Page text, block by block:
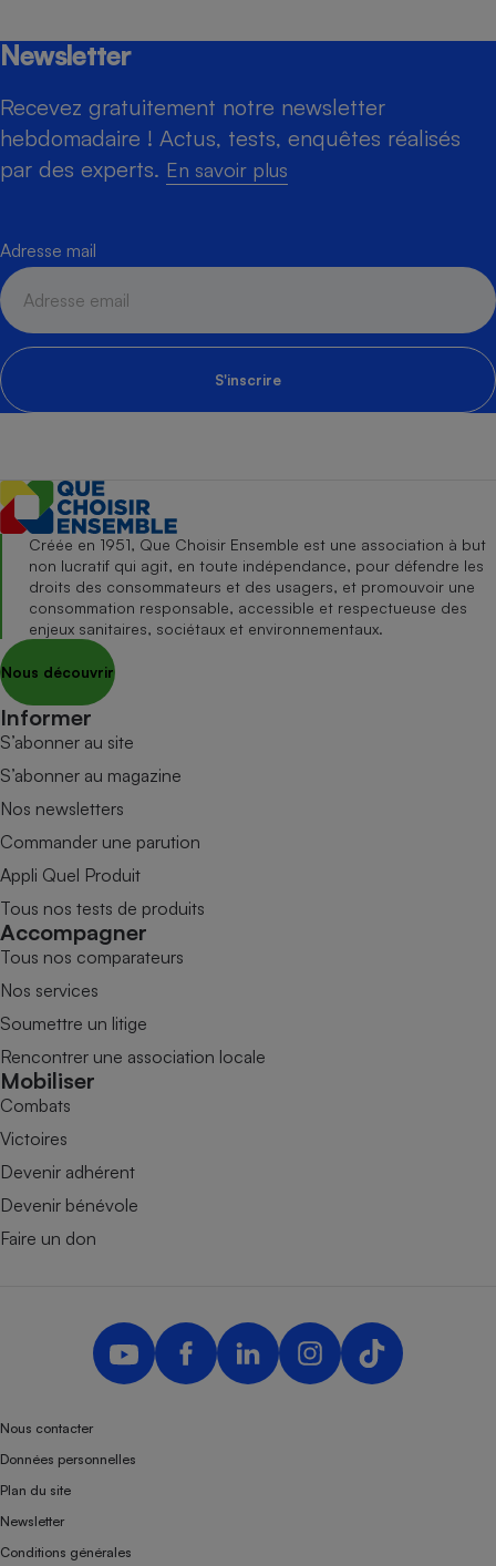
Newsletter
Recevez gratuitement notre newsletter
hebdomadaire ! Actus, tests, enquêtes réalisés
par des experts. En savoir plus
Adresse mail
S'inscrire
Créée en 1951, Que Choisir Ensemble est une association à but
non lucratif qui agit, en toute indépendance, pour défendre les
droits des consommateurs et des usagers, et promouvoir une
consommation responsable, accessible et respectueuse des
enjeux sanitaires, sociétaux et environnementaux.
Nous découvrir
Informer
S’abonner au site
S’abonner au magazine
Nos newsletters
Commander une parution
Appli Quel Produit
Tous nos tests de produits
Accompagner
Tous nos comparateurs
Nos services
Soumettre un litige
Rencontrer une association locale
Mobiliser
Combats
Victoires
Devenir adhérent
Devenir bénévole
Faire un don
Nous contacter
Données personnelles
Plan du site
Newsletter
Conditions générales